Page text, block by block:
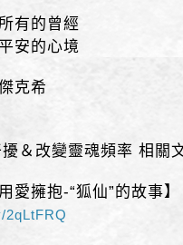
有的曾經
安的心境
克希
＆改變靈魂頻率 相關
愛擁抱-“狐仙”的故事】
2qLtFRQ